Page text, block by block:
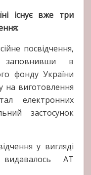
існує вже три
посвідчення,
в
фонду України
на виготовлення
електронних
застосунок
у вигляді
АТ